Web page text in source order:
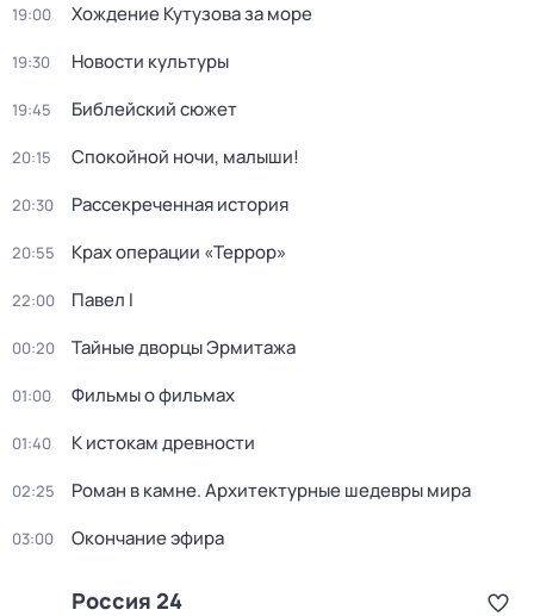
19:00 Хождение Кутузова за море
19:30 Новости культуры
19:45 Библейский сюжет
20:15 Спокойной ночи, малыши!
20:30 Рассекреченная история
20:55 Крах операции «Террор»
22:00 Павел I
00:20 Тайные дворцы Эрмитажа
01:00 Фильмы о фильмах
01:40 К истокам древности
02:25 Роман в камне. Архитектурные шедевры мира
03:00 Окончание эфира
Россия 24